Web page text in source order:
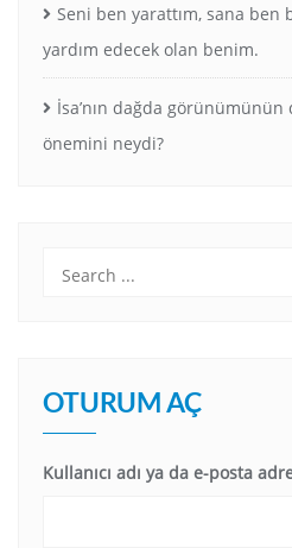
Seni ben yarattım, sana ben
yardım edecek olan benim.
İsa’nın dağda
önemini neydi?
OTURUM AÇ
Kullanıcı adı ya da e-posta